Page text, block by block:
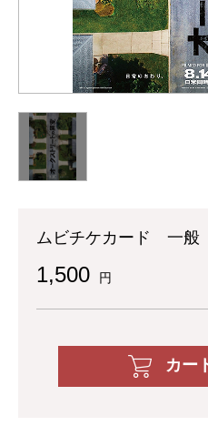
ムビチケカード 一般
1,500 円
カー